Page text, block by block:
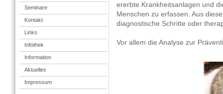
Seminare
Kontakt
Links
Infothek
Information
Aktuelles
Impressum
ererbte Krankheitsanlagen und
Menschen zu erfassen. Aus
diagnostische Schritte oder
Vor allem die Analyse zur